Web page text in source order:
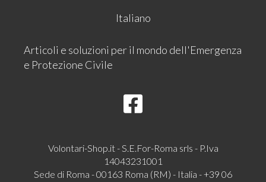
Italiano
Articoli e soluzioni per il mondo dell'Emergenza
e Protezione Civile
Volontari-Shop.it - S.E.For-Roma srls - P.Iva
14043231001
Sede di Roma - 00163 Roma (RM) - Italia - +39 06